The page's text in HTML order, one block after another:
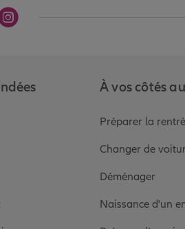
de Allianz
Linkedin de Allianz
la page Youtube de Allianz
Aller sur la page Instagram de Allianz
À vos côtés
Préparer la
Changer de
Déménager
Naissance d'un